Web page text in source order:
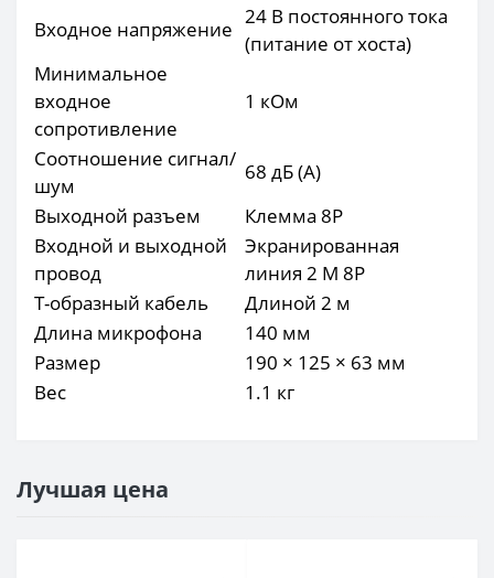
Входное напряжение
24 В постоянного тока
(питание от хоста)
Минимальное
входное
сопротивление
1 кОм
Соотношение сигнал/
шум
68 дБ (А)
Выходной разъем
Клемма 8P
Входной и выходной
провод
Экранированная
линия 2 М 8P
Т-образный кабель
Длиной 2 м
Длина микрофона
140 мм
Размер
190 × 125 × 63 мм
Вес
1.1 кг
Лучшая цена